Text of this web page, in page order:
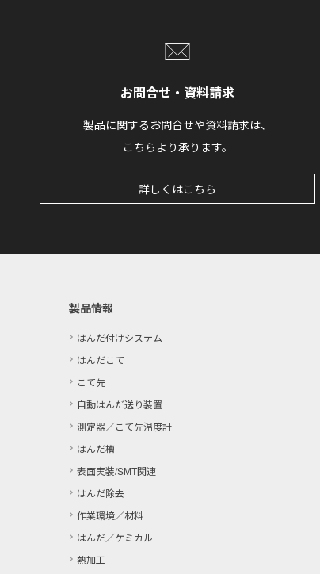
お問合せ・資料請求
製品に関するお問合せや資料請求は、
こちらより承ります。
詳しくはこちら
製品情報
はんだ付けシステム
はんだこて
こて先
自動はんだ送り装置
測定器／こて先温度計
はんだ槽
表面実装/SMT関連
はんだ除去
作業環境／材料
はんだ／ケミカル
熱加工